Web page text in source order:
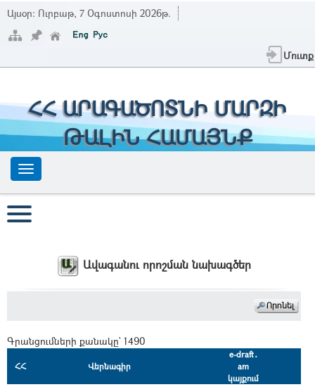
Այսօր: Ուրբաթ, 7 Օգոստոսի 2026թ.
Մուտք
ՀՀ ԱՐԱԳԱԾՈՏՆԻ ՄԱՐԶԻ
ԹԱԼԻՆ ՀԱՄԱՅՆՔ
Ավագանու որոշման նախագծեր
Գրանցումների քանակը` 1490
ՀՀ Վերնագիր
e-draft․
am
կայքում